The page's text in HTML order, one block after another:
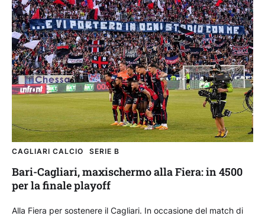
CAGLIARI CALCIO SERIE B
Bari-Cagliari, maxischermo alla Fiera: in 4500
per la finale playoff
Alla Fiera per sostenere il Cagliari. In occasione del match di